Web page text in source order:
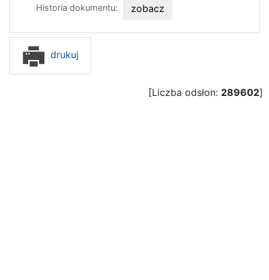
Historia dokumentu:
zobacz
drukuj
[Liczba odsłon: 289602]